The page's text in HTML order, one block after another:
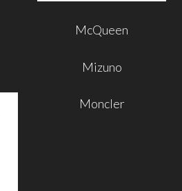
McQueen
Mizuno
Moncler